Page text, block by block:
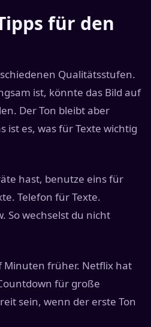
für den
Qualitätsstufen.
ist, könnte das Bild auf
Der Ton bleibt aber
ist es, was für Texte wichtig
hast, benutze eins für
Telefon für Texte.
So wechselst du nicht
Minuten früher. Netflix hat
für große
sein, wenn der erste Ton